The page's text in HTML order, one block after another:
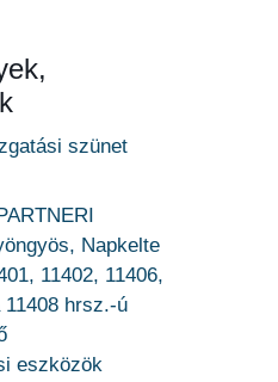
szünet
Napkelte
11402, 11406,
11408 hrsz.-ú
eszközök